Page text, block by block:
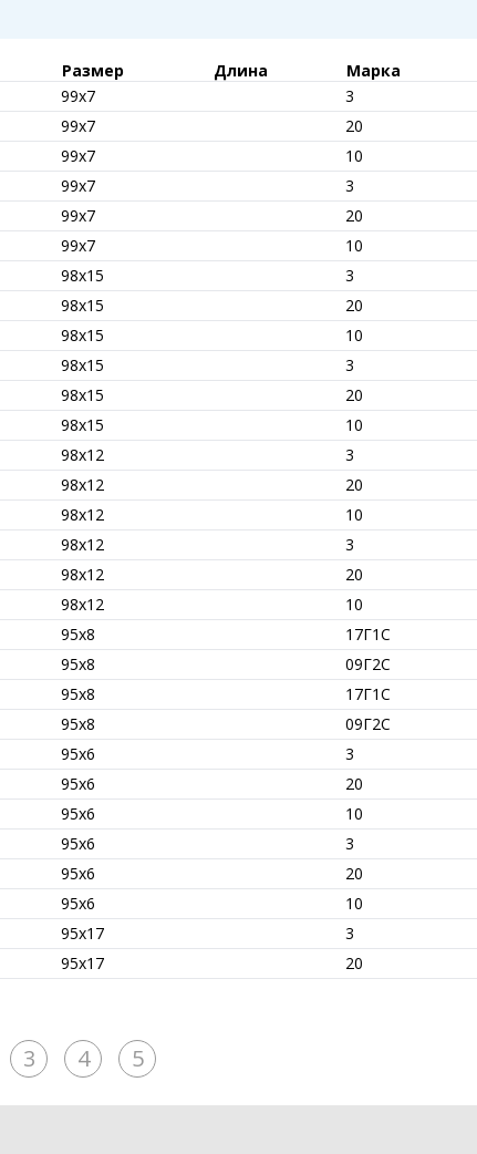
Размер Длина Марка
99x7 3
99x7 20
99x7 10
99x7 3
99x7 20
99x7 10
98x15 3
98x15 20
98x15 10
98x15 3
98x15 20
98x15 10
98x12 3
98x12 20
98x12 10
98x12 3
98x12 20
98x12 10
95x8 17Г1С
95x8 09Г2С
95x8 17Г1С
95x8 09Г2С
95x6 3
95x6 20
95x6 10
95x6 3
95x6 20
95x6 10
95x17 3
95x17 20
3 4 5